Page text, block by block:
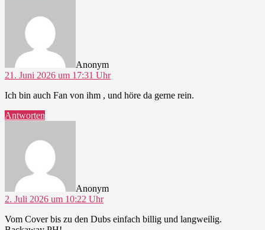
Anonym
21. Juni 2026 um 17:31 Uhr
Ich bin auch Fan von ihm , und höre da gerne rein.
Antworten
Anonym
2. Juli 2026 um 10:22 Uhr
Vom Cover bis zu den Dubs einfach billig und langweilig.